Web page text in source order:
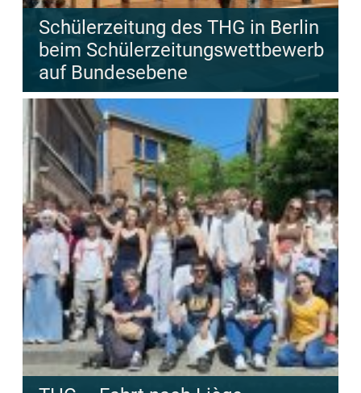
Schülerzeitung des THG in Berlin
beim Schülerzeitungswettbewerb
auf Bundesebene